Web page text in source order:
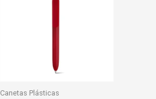
Canetas Plásticas